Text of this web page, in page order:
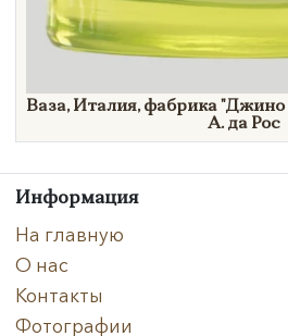
Ваза, Италия, фабрика"Джино
А. даРос
Информация
На главную
О нас
Контакты
Фотографии